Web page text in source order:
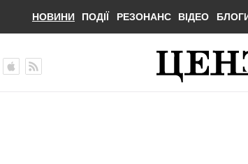
НОВИНИ ПОДІЇ РЕЗОНАНС ВІДЕО